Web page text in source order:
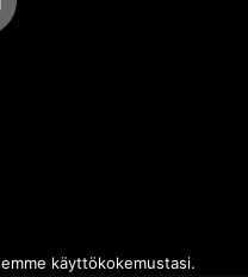
käyttökokemustasi.